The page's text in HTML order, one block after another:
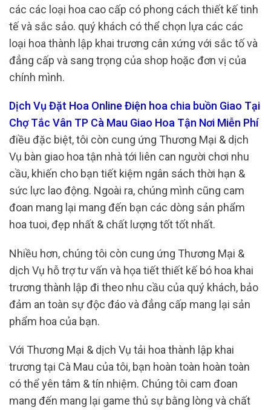
các các loại hoa cao cấp có phong cách thiết kế tinh
tế và sắc sảo. quý khách có thể chọn lựa các các
loại hoa thành lập khai trương cân xứng với sắc tố và
đẳng cấp và sang trọng của shop hoặc đơn vị của
chính mình.
Dịch Vụ Đặt Hoa Online Điện hoa chia buồn Giao Tại
Chợ Tắc Vân TP Cà Mau Giao Hoa Tận Nơi Miễn Phí
điều đặc biệt, tôi còn cung ứng Thương Mại & dịch
Vụ bàn giao hoa tận nhà tới liên can người chơi nhu
cầu, khiến cho bạn tiết kiệm ngân sách thời hạn &
sức lực lao động. Ngoài ra, chúng mình cũng cam
đoan mang lại mang đến bạn các dòng sản phẩm
hoa tuoi, đẹp nhất & chất lượng tốt tốt nhất.
Nhiều hơn, chúng tôi còn cung ứng Thương Mại &
dịch Vụ hỗ trợ tư vấn và họa tiết thiết kế bó hoa khai
trương thành lập đi theo nhu cầu của quý khách, bảo
đảm an toàn sự độc đáo và đẳng cấp mang lại sản
phẩm hoa của bạn.
Với Thương Mại & dịch Vụ tải hoa thành lập khai
trương tại Cà Mau của tôi, bạn hoàn toàn hoàn toàn
có thể yên tâm & tín nhiệm. Chúng tôi cam đoan
mang đến mang lại game thủ sự bằng lòng và chất